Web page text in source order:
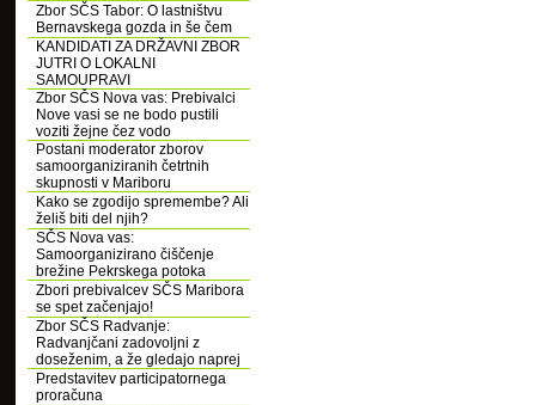
Zbor SČS Tabor: O lastništvu
Bernavskega gozda in še čem
KANDIDATI ZA DRŽAVNI ZBOR
JUTRI O LOKALNI
SAMOUPRAVI
Zbor SČS Nova vas: Prebivalci
Nove vasi se ne bodo pustili
voziti žejne čez vodo
Postani moderator zborov
samoorganiziranih četrtnih
skupnosti v Mariboru
Kako se zgodijo spremembe? Ali
želiš biti del njih?
SČS Nova vas:
Samoorganizirano čiščenje
brežine Pekrskega potoka
Zbori prebivalcev SČS Maribora
se spet začenjajo!
Zbor SČS Radvanje:
Radvanjčani zadovoljni z
doseženim, a že gledajo naprej
Predstavitev participatornega
proračuna